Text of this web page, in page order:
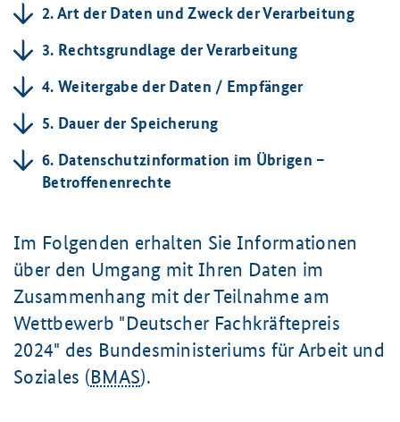
2. Art der Daten und Zweck der Verarbeitung
3. Rechtsgrundlage der Verarbeitung
4. Weitergabe der Daten / Empfänger
5. Dauer der Speicherung
6. Datenschutzinformation im Übrigen –
Betroffenenrechte
Im Folgenden erhalten Sie Informationen
über den Umgang mit Ihren Daten im
Zusammenhang mit der Teilnahme am
Wettbewerb "Deutscher Fachkräftepreis
2024" des Bundesministeriums für Arbeit und
Soziales (BMAS).